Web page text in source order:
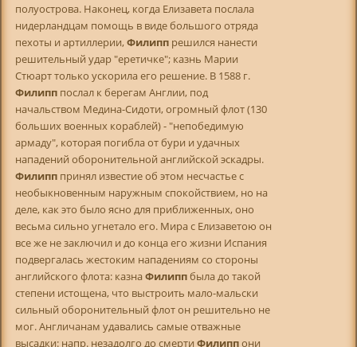
полуострова. Наконец, когда Елизавета послала
нидерландцам помощь в виде большого отряда
пехоты и артиллерии,Филипп решился нанести
решительный удар "еретичке"; казнь Марии
Стюарт только ускорила его решение. В 1588 г.
Филипп послал к берегам Англии, под
начальством Медина-Сидоти, огромный флот (130
больших военных кораблей) - "непобедимую
армаду", которая погибла от бури и удачных
нападений оборонительной английской эскадры.
Филипп принял известие об этом несчастье с
необыкновенным наружным спокойствием, но на
деле, как это было ясно для приближенных, оно
весьма сильно угнетало его. Мира с Елизаветою он
все же не заключил и до конца его жизни Испания
подвергалась жестоким нападениям со стороны
английского флота: казнаФилиппбыла до такой
степени истощена, что выстроить мало-мальски
сильный оборонительный флот он решительно не
мог. Англичанам удавались самые отважные
высадки: напр. незадолго до смерти Филиппони